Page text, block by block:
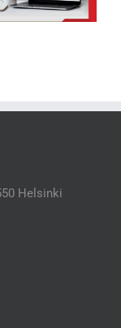
Helsinki